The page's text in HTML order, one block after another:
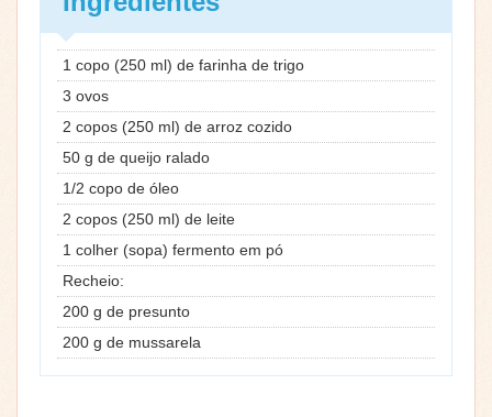
1 copo (250 ml) de farinha de trigo
3 ovos
2 copos (250 ml) de arroz cozido
50 g de queijo ralado
1/2 copo de óleo
2 copos (250 ml) de leite
1 colher (sopa) fermento em pó
Recheio:
200 g de presunto
200 g de mussarela